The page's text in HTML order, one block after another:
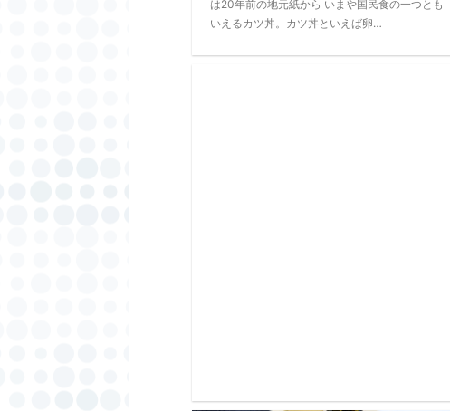
は20年前の地元紙から いまや国民食の一つとも
いえるカツ丼。カツ丼といえば卵…